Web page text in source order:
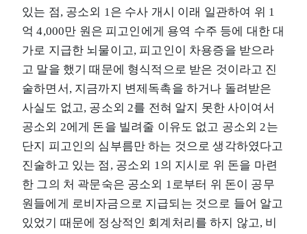
있는 점, 공소외 1은 수사 개시 이래 일관하여 위 1
억 4,000만 원은 피고인에게 용역 수주 등에 대한 대
가로 지급한 뇌물이고, 피고인이 차용증을 받으라
고 말을 했기 때문에 형식적으로 받은 것이라고 진
술하면서, 지금까지 변제독촉을 하거나 돌려받은
사실도 없고, 공소외 2를 전혀 알지 못한 사이여서
공소외 2에게 돈을 빌려줄 이유도 없고 공소외 2는
단지 피고인의 심부름만 하는 것으로 생각하였다고
진술하고 있는 점, 공소외 1의 지시로 위 돈을 마련
한 그의 처 곽문숙은 공소외 1로부터 위 돈이 공무
원들에게 로비자금으로 지급되는 것으로 들어 알고
있었기 때문에 정상적인 회계처리를 하지 않고, 비